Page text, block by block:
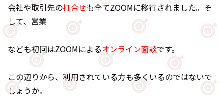
会社や取引先の打合せも全てZOOMに移行されました。そ
して、営業
なども初回はZOOMによるオンライン面談です。
この辺りから、利用されている方も多くいるのではないで
しょうか。